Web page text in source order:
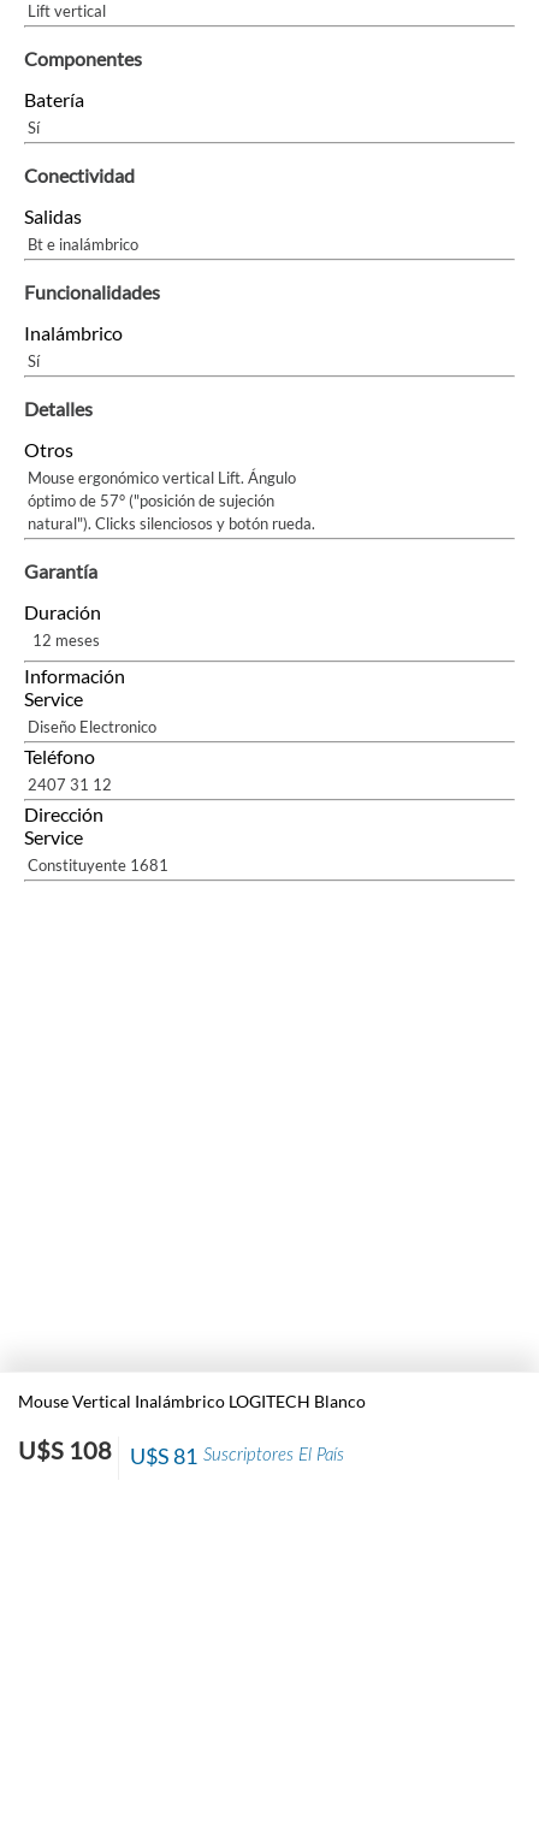
Mouse Vertical Inalámbrico LOGITECH Blanco
U$S 108 Suscriptores El País
U$S 81
Lift vertical
Componentes
Batería
Sí
Conectividad
Salidas
Bt e inalámbrico
Funcionalidades
Inalámbrico
Sí
Detalles
Otros
Mouse ergonómico vertical Lift. Ángulo
óptimo de 57° ("posición de sujeción
natural"). Clicks silenciosos y botón rueda.
Garantía
Duración
12 meses
Información
Service
Diseño Electronico
Teléfono
2407 31 12
Dirección
Service
Constituyente 1681